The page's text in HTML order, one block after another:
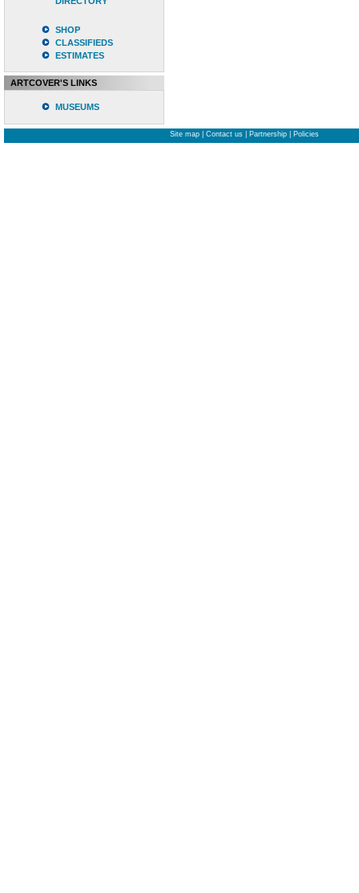
SHOP
CLASSIFIEDS
ESTIMATES
ARTCOVER'S LINKS
MUSEUMS
Site map Contact us Partnership Policies